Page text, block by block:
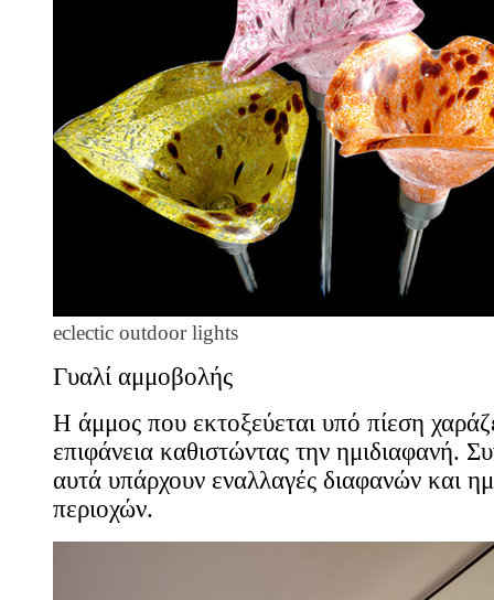
eclectic outdoor lights
Γυαλί αμμοβολής
Η άμμος που εκτοξεύεται υπό πίεση
επιφάνεια καθιστώντας την ημιδιαφανή.
αυτά υπάρχουν εναλλαγές διαφανών και
περιοχών.